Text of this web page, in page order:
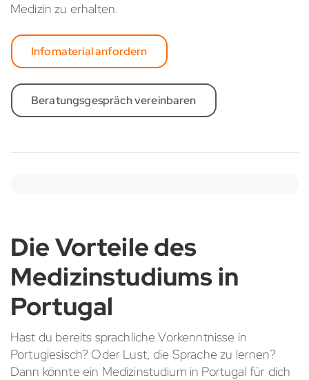
Medizin zu erhalten.
Infomaterial anfordern
Beratungsgespräch vereinbaren
Die Vorteile des
Medizinstudiums in
Portugal
Hast du bereits sprachliche Vorkenntnisse in
Portugiesisch? Oder Lust, die Sprache zu lernen?
Dann könnte ein Medizinstudium in Portugal für dich